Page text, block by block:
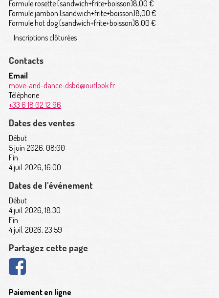
Formule rosette (sandwich+frite+boisson)8,00 €
Formule jambon (sandwich+frite+boisson)8,00 €
Formule hot dog (sandwich+frite+boisson)8,00 €
Inscriptions clôturées
Contacts
Email
move-and-dance-dsbd@outlook.fr
Téléphone
+33 6 18 02 12 96
Dates des ventes
Début
5 juin 2026, 08:00
Fin
4 juil. 2026, 16:00
Dates de l'événement
Début
4 juil. 2026, 18:30
Fin
4 juil. 2026, 23:59
Partagez cette page
Paiement en ligne